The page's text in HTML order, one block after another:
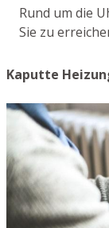
Rund um die
Sie zu
Kaputte